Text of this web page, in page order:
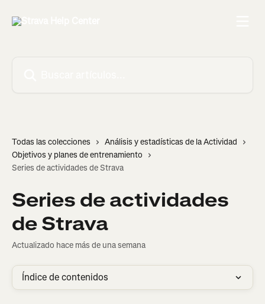
Todas las colecciones
Análisis y estadísticas de la Actividad
Objetivos y planes de entrenamiento
Series de actividades de Strava
Series de actividades
de Strava
Actualizado hace más de una semana
Índice de contenidos